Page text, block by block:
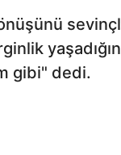
gibi" dedi.